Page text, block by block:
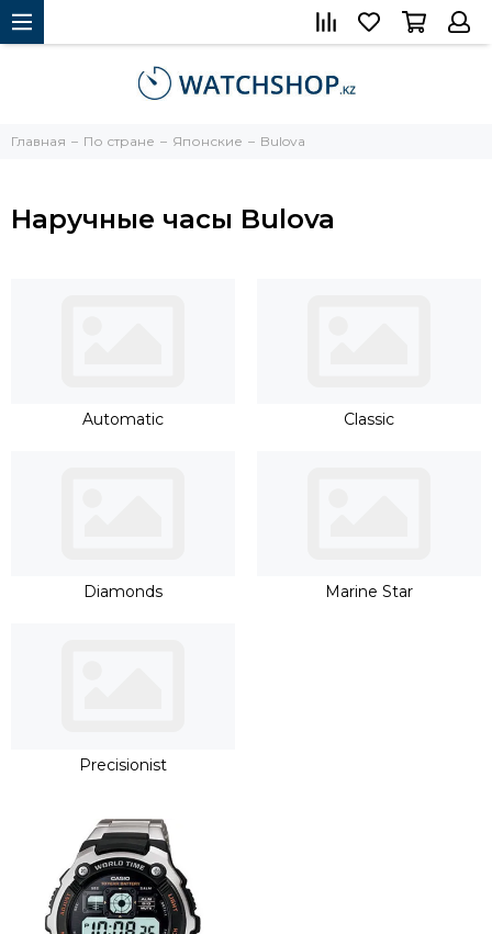
Главная По стране Японские Bulova
Наручные часы Bulova
Automatic Classic
Diamonds Marine Star
Precisionist